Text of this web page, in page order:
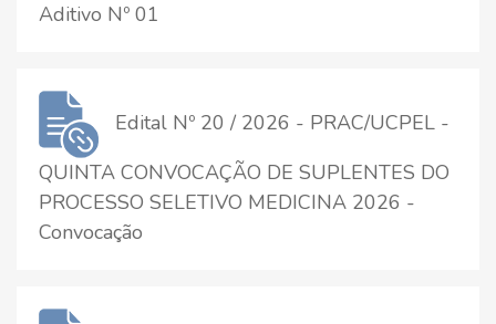
Aditivo Nº 01
Edital Nº 20 / 2026 - PRAC/UCPEL -
QUINTA CONVOCAÇÃO DE SUPLENTES DO
PROCESSO SELETIVO MEDICINA 2026 -
Convocação